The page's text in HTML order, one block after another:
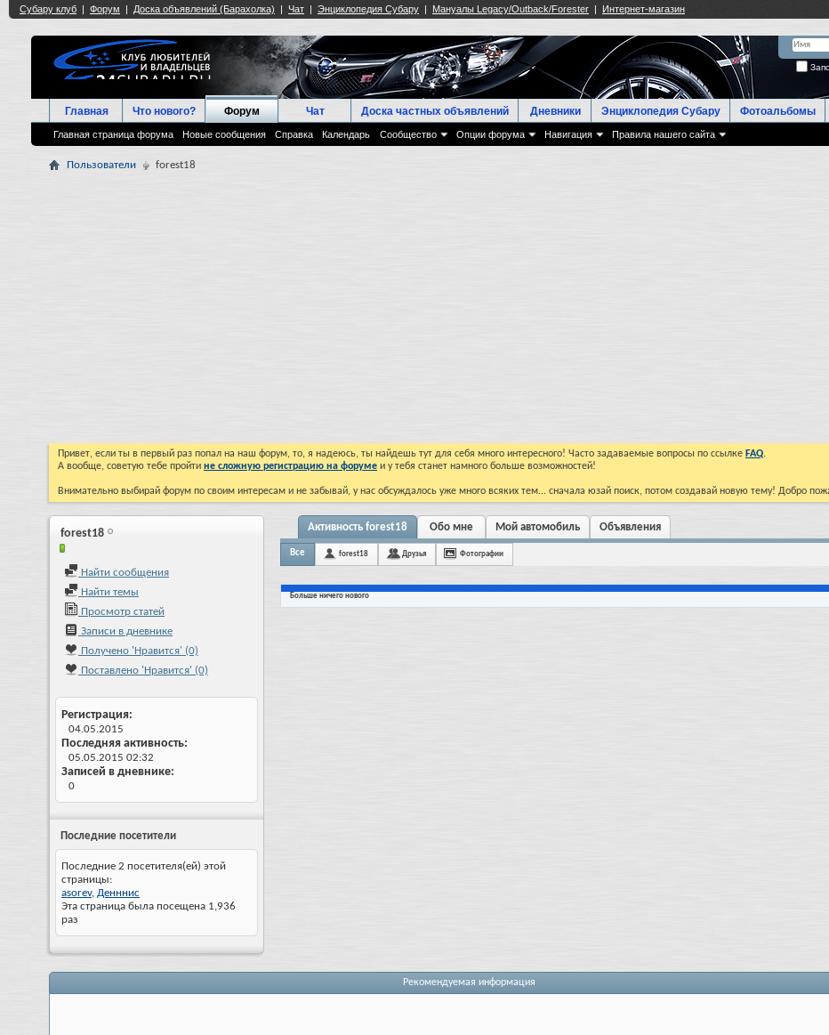
Главная Что нового? Форум
Главная страница форума Новые сообщения Справка Календарь Сообщество Опции форума Навигация Правила нашего сайта
Чат Доска частных объявлений Дневники Энциклопедия Субару Фотоальбомы
Пользователи forest18
Привет, если ты в первый раз попал на наш форум, то, я надеюсь, ты найдешь тут для себя много интересного! Часто задаваемые вопросы по ссылке FAQ.
А вообще, советую тебе пройти не сложную регистрацию на форуме и у тебя станет намного больше возможностей!
Внимательно выбирай форум по своим интересам и не забывай, у нас обсуждалось уже много всяких тем... сначала юзай поиск, потом создавай новую тему! Добро
forest18
Найти сообщения
Найти темы
Просмотр статей
Записи в дневнике
Получено 'Нравится' (0)
Поставлено 'Нравится' (0)
Регистрация
04.05.2015
Последняя активность
05.05.2015 02:32
Записей в дневнике
0
Последние посетители
Последние 2 посетителя(ей) этой
страницы:
asorev, Денннис
Эта страница была посещена 1,936
раз
Активность forest18 Обо мне Мой автомобиль Объявления
Все forest18 Друзья Фотографии
Больше ничего нового
Рекомендуемая информация